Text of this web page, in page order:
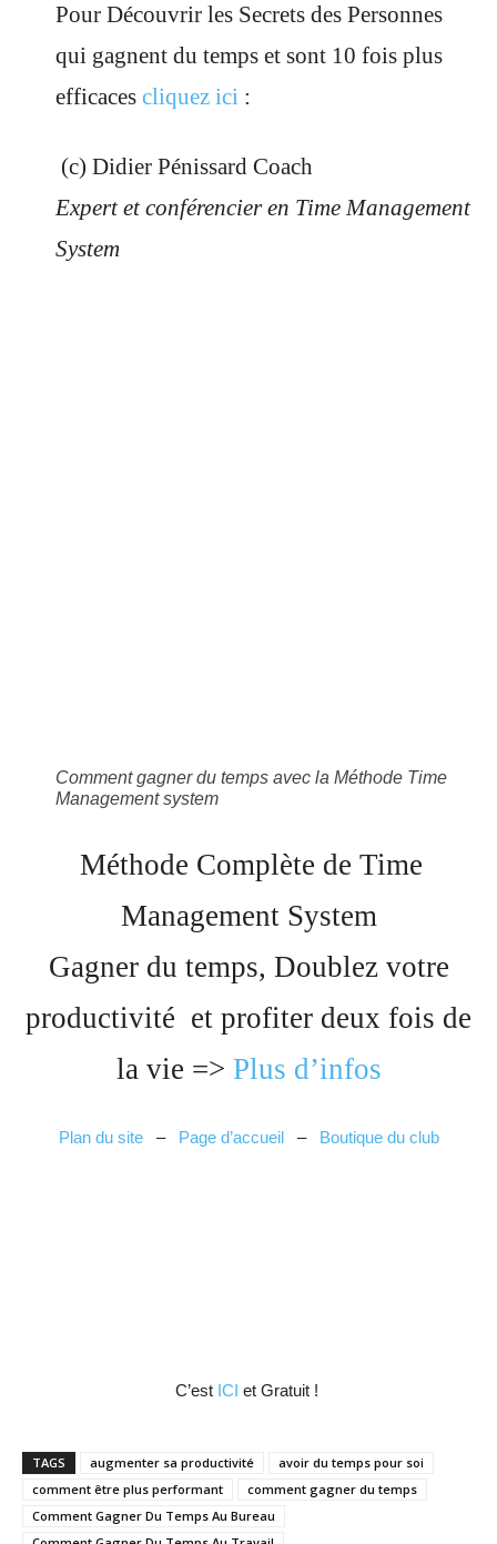
Pour Découvrir les Secrets des Personnes
qui gagnent du temps et sont 10 fois plus
efficaces cliquez ici :
(c) Didier Pénissard Coach
Expert et conférencier en Time Management
System
Comment gagner du temps avec la Méthode Time
Management system
Méthode Complète de Time
Management System
Gagner du temps, Doublez votre
productivité et profiter deux fois de
la vie => Plus d’infos
Plan du site– Page d’accueil– Boutique du club
C’est ICI et Gratuit !
TAGS augmenter sa productivité
avoir du temps pour soi
comment être plus performant
comment gagner du temps
Comment Gagner Du Temps Au Bureau